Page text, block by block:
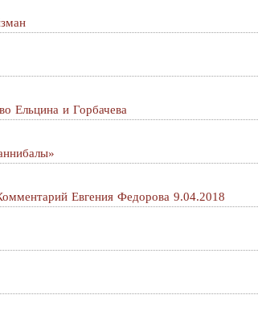
Ельцина и Горбачева
Евгения Федорова 9.04.2018